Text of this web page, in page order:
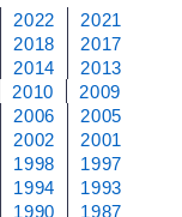
2022
2021
2018
2017
2014
2013
2010
2009
2006
2005
2002
2001
1998
1997
1994
1993
1990 1987